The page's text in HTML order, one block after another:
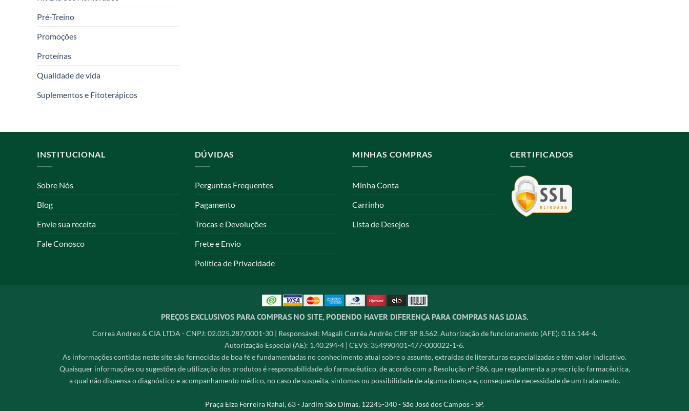
Pré-Treino
Promoções
Proteínas
Qualidade de vida
Suplementos e Fitoterápicos
INSTITUCIONAL
Sobre Nós
Blog
Envie sua receita
Fale Conosco
DÚVIDAS
Perguntas Frequentes
Pagamento
Trocas e Devoluções
Frete e Envio
Política de Privacidade
MINHAS COMPRAS
Minha Conta
Carrinho
Lista de Desejos
CERTIFICADOS
PREÇOS EXCLUSIVOS PARA COMPRAS NO SITE, PODENDO HAVER DIFERENÇA PARA COMPRAS NAS LOJAS.
Correa Andreo & CIA LTDA - CNPJ: 02.025.287/0001-30 | Responsável: Magali Corrêa Andrêo CRF SP 8.562. Autorização de funcionamento (AFE): 0.16.144-4.
Autorização Especial (AE): 1.40.294-4 | CEVS: 354990401-477-000022-1-6.
As informações contidas neste site são fornecidas de boa fé e fundamentadas no conhecimento atual sobre o assunto, extraídas de literaturas especializadas e têm valor indicativo.
Quaisquer informações ou sugestões de utilização dos produtos é responsabilidade do farmacêutico, de acordo com a Resolução n° 586, que regulamenta a prescrição farmacêutica,
a qual não dispensa o diagnóstico e acompanhamento médico, no caso de suspeita, sintomas ou possibilidade de alguma doença e, consequente necessidade de um tratamento.
Praça Elza Ferreira Rahal, 63 - Jardim São Dimas, 12245-340 - São José dos Campos - SP.